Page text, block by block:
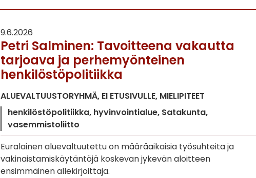
9.6.2026
Petri Salminen: Tavoitteena vakautta
tarjoava ja perhemyönteinen
henkilöstöpolitiikka
ALUEVALTUUSTORYHMÄ EI ETUSIVULLE MIELIPITEET
henkilöstöpolitiikka hyvinvointialue Satakunta
vasemmistoliitto
Euralainen aluevaltuutettu on määräaikaisia työsuhteita ja
vakinaistamiskäytäntöjä koskevan jykevän aloitteen
ensimmäinen allekirjoittaja.